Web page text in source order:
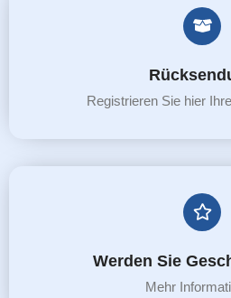
Registrieren Sie hier
Werden Sie
Mehr